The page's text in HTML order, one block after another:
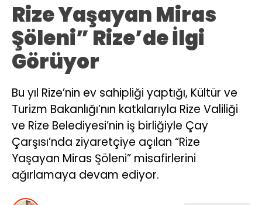
Rize Yaşayan Miras
Şöleni” Rize’de İlgi
Görüyor
Bu yıl Rize’nin ev sahipliği yaptığı, Kültür ve
Turizm Bakanlığı’nın katkılarıyla Rize Valiliği
ve Rize Belediyesi’nin iş birliğiyle Çay
Çarşısı’nda ziyaretçiye açılan “Rize
Yaşayan Miras Şöleni” misafirlerini
ağırlamaya devam ediyor.